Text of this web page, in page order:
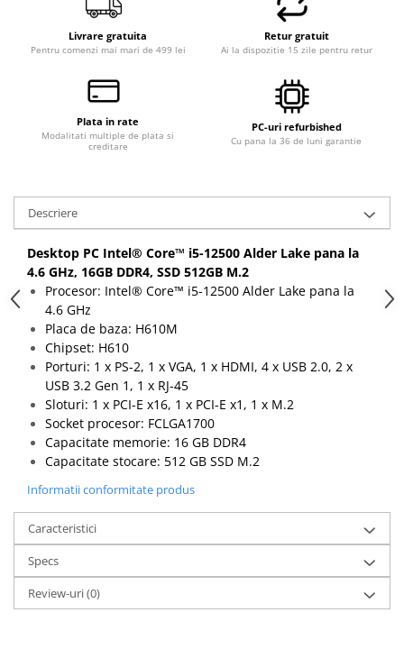
Livrare gratuita
Pentru comenzi mai mari de 499 lei
Retur gratuit
Ai la dispozitie 15 zile pentru retur
Plata in rate
Modalitati multiple de plata si
creditare
PC-uri refurbished
Cu pana la 36 de luni garantie
Descriere
Desktop PC Intel® Core™ i5-12500 Alder Lake pana la
4.6 GHz, 16GB DDR4, SSD 512GB M.2
Procesor: Intel® Core™ i5-12500 Alder Lake pana la
4.6 GHz
Placa de baza: H610M
Chipset: H610
Porturi: 1 x PS-2, 1 x VGA, 1 x HDMI, 4 x USB 2.0, 2 x
USB 3.2 Gen 1, 1 x RJ-45
Sloturi: 1 x PCI-E x16, 1 x PCI-E x1, 1 x M.2
Socket procesor: FCLGA1700
Capacitate memorie: 16 GB DDR4
Capacitate stocare: 512 GB SSD M.2
Informatii conformitate produs
Caracteristici
Specs
Review-uri(0)